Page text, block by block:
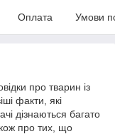
Оплата Умови
про тварин із
факти, які
дізнаються багато
про тих, що